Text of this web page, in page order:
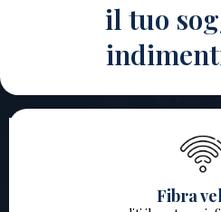
il tuo
Fibra